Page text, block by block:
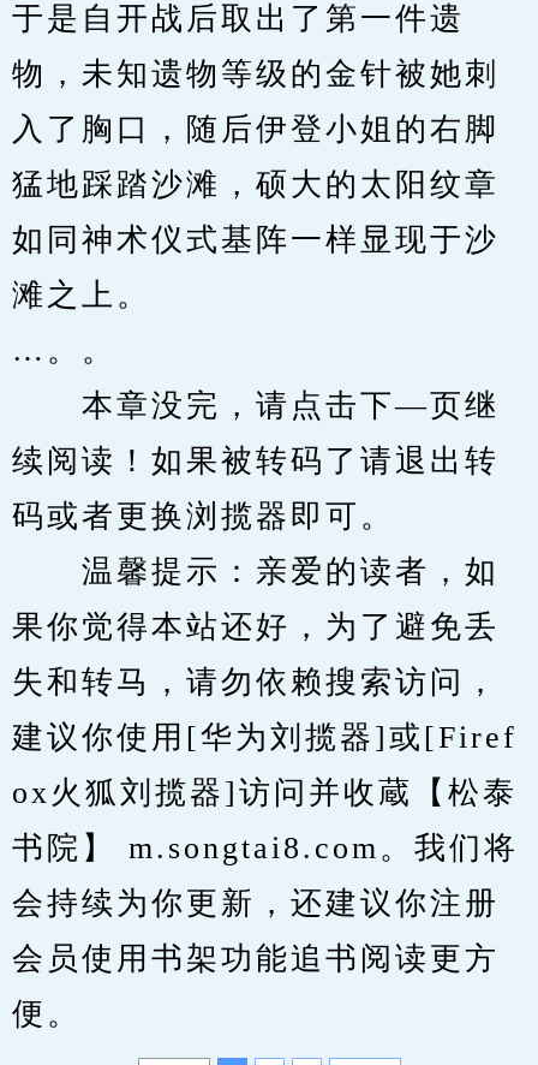
于是自开战后取出了第一件遗
物，未知遗物等级的金针被她刺
入了胸口，随后伊登小姐的右脚
猛地踩踏沙滩，硕大的太阳纹章
如同神术仪式基阵一样显现于沙
滩之上。
…。。
本章没完，请点击下—页继
续阅读！如果被转码了请退出转
码或者更换浏揽器即可。
温馨提示：亲爱的读者，如
果你觉得本站还好，为了避免丢
失和转马，请勿依赖搜索访问，
建议你使用[华为刘揽器]或[Firef
ox火狐刘揽器]访问并收蔵【松泰
书院】 m.songtai8.com。我们将
会持续为你更新，还建议你注册
会员使用书架功能追书阅读更方
便。